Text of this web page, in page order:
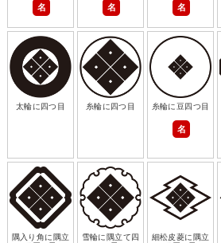
名 名 名
太輪に四つ目 糸輪に四つ目 糸輪に豆四つ目
名
隅入り角に隅立
雪輪に隅立て四
細松皮菱に隅立